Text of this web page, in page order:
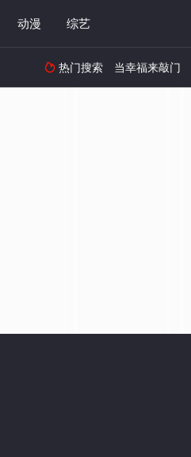
动漫 综艺
 热门搜索 当幸福来敲门